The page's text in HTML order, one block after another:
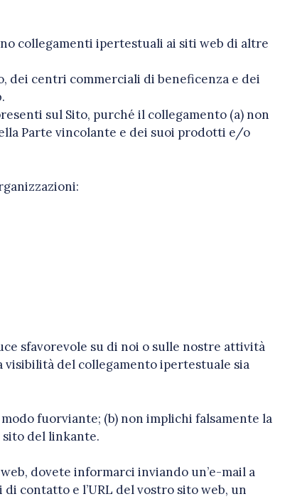
collegamenti ipertestuali ai siti web di altre
dei centri commerciali di beneficenza e dei
sul Sito, purché il collegamento (a) non
Parte vincolante e dei suoi prodotti e/o
sfavorevole su di noi o sulle nostre attività
visibilità del collegamento ipertestuale sia
fuorviante; (b) non implichi falsamente la
sito del linkante.
dovete informarci inviando un’e-mail a
contatto e l’URL del vostro sito web, un